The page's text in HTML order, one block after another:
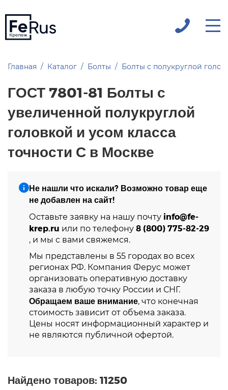
Главная Каталог Болты Болты с полукруглой
ГОСТ 7801-81 Болты с
увеличенной полукруглой
головкой и усом класса
точности С в Москве
Не нашли что искали? Возможно товар еще
не добавлен на сайт!
Оставьте заявку на нашу почту info@fe-
krep.ru или по телефону 8 (800) 775-82-29
, и мы с вами свяжемся.
Мы представлены в 55 городах во всех
регионах РФ. Компания Ферус может
организовать оперативную доставку
заказа в любую точку России и СНГ.
Обращаем ваше внимание, что конечная
стоимость зависит от объема заказа.
Цены носят информационный характер и
не являются публичной офертой.
Найдено товаров: 11250